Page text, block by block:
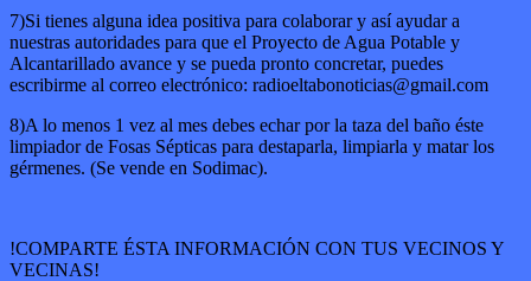
7)Si tienes alguna idea positiva para colaborar y así ayudar a
nuestras autoridades para que el Proyecto de Agua Potable y
Alcantarillado avance y se pueda pronto concretar, puedes
escribirme al correo electrónico: radioeltabonoticias@gmail.com
8)A lo menos 1 vez al mes debes echar por la taza del baño éste
limpiador de Fosas Sépticas para destaparla, limpiarla y matar los
gérmenes. (Se vende en Sodimac).
!COMPARTE ÉSTA INFORMACIÓN CON TUS VECINOS Y
VECINAS!